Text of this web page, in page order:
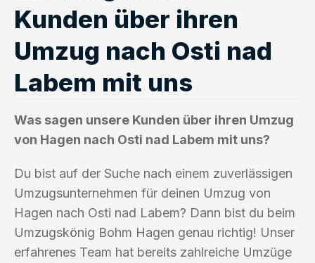
Kunden über ihren
Umzug nach Osti nad
Labem mit uns
Was sagen unsere Kunden über ihren Umzug
von Hagen nach Osti nad Labem mit uns?
Du bist auf der Suche nach einem zuverlässigen
Umzugsunternehmen für deinen Umzug von
Hagen nach Osti nad Labem? Dann bist du beim
Umzugskönig Bohm Hagen genau richtig! Unser
erfahrenes Team hat bereits zahlreiche Umzüge